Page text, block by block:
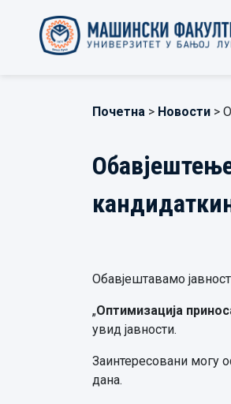
Почетна > Новости >
Обавјештавамо
„Оптимизација
увид јавности.
Заинтересовани могу
дана.